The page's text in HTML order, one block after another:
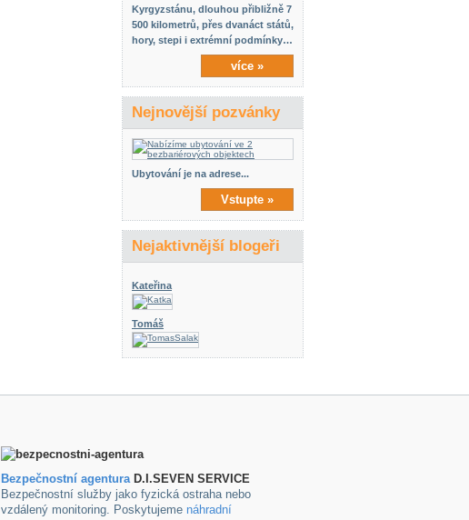
Kyrgyzstánu, dlouhou přibližně 7
500 kilometrů, přes dvanáct států,
hory, stepi i extrémní podmínky…
více »
Nejnovější pozvánky
Ubytování je na adrese...
Vstupte »
Nejaktivnější blogeři
Kateřina
Tomáš
Bezpečnostní agenturaD.I.SEVEN SERVICE
Bezpečnostní služby jako fyzická ostraha nebo
vzdálený monitoring. Poskytujeme náhradní